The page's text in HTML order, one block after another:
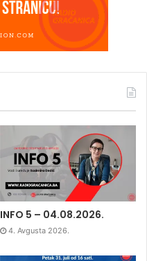
INFO 5 – 04.08.2026.
4. Avgusta 2026.